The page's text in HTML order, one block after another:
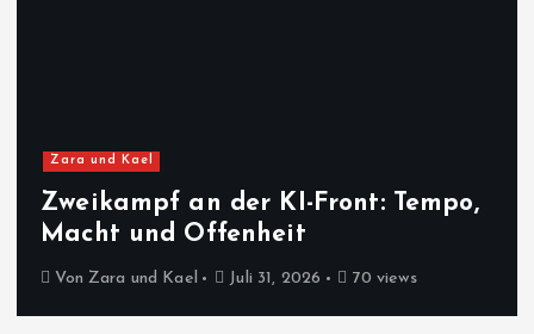
Zara und Kael
Zweikampf an der KI-Front: Tempo,
Macht und Offenheit
Von Zara und Kael Juli 31, 2026 70 views